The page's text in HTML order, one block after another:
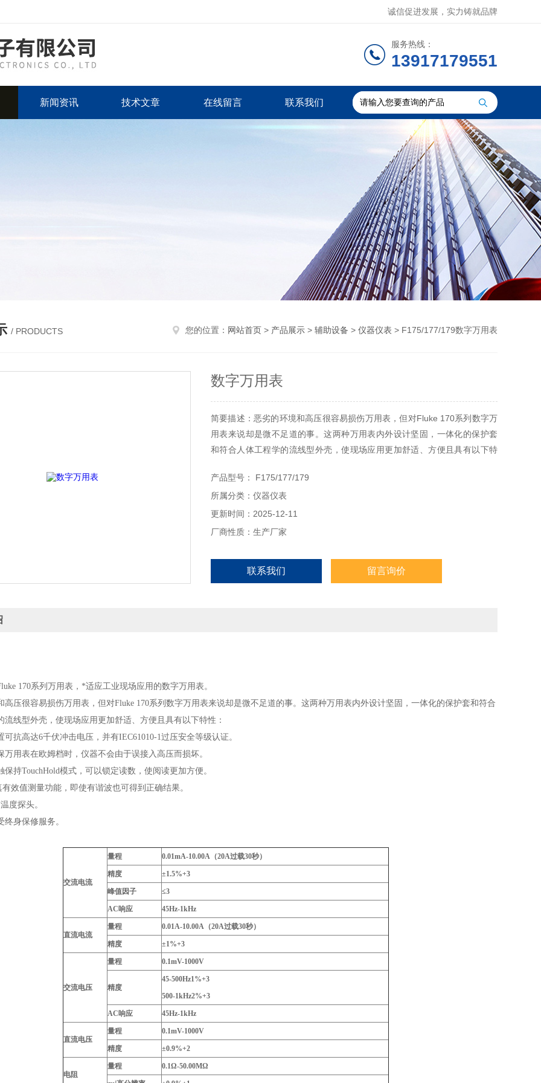
诚信促进发展，实力铸就品牌
服务热线：
13917179551
新闻资讯 技术文章 在线留言 联系我们
/ PRODUCTS 您的位置： 网站首页 > 产品展示 > 辅助设备 > 仪器仪表 > F175/177/179数字万用表
数字万用表
简要描述：恶劣的环境和高压很容易损伤万用表，但对Fluke 170系列数字万
用表来说却是微不足道的事。这两种万用表内外设计坚固，一体化的保护套
和符合人体工程学的流线型外壳，使现场应用更加舒适、方便且具有以下特
产品型号： F175/177/179
所属分类：仪器仪表
更新时间：2025-12-11
厂商性质：生产厂家
联系我们 留言询价
170系列万用表，*适应工业现场应用的数字万用表。
高压很容易损伤万用表，但对Fluke 170系列数字万用表来说却是微不足道的事。这两种万用表内外设计坚固，一体化的保护套和符合
流线型外壳，使现场应用更加舒适、方便且具有以下特性：
可抗高达6千伏冲击电压，并有IEC61010-1过压安全等级认证。
万用表在欧姆档时，仪器不会由于误接入高压而损坏。
保持TouchHold模式，可以锁定读数，使阅读更加方便。
效值测量功能，即使有谐波也可得到正确结果。
度探头。
终身保修服务。
交流电流
量程 0.01mA-10.00A（20A过载30秒）
精度 ±1.5%+3
峰值因子 ≤3
AC响应 45Hz-1kHz
直流电流
量程 0.01A-10.00A（20A过载30秒）
精度 ±1%+3
交流电压
量程 0.1mV-1000V
精度
45-500Hz1%+3
500-1kHz2%+3
AC响应 45Hz-1kHz
直流电压
量程 0.1mV-1000V
精度 ±0.9%+2
电阻
量程 0.1Ω-50.00MΩ